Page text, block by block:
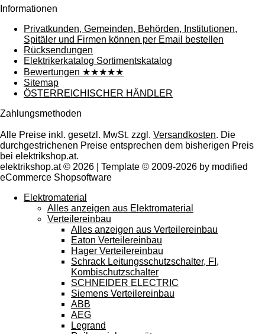
Informationen
Privatkunden, Gemeinden, Behörden, Institutionen,
Spitäler und Firmen können per Email bestellen
Rücksendungen
Elektrikerkatalog Sortimentskatalog
Bewertungen ★★★★★
Sitemap
ÖSTERREICHISCHER HÄNDLER
Zahlungsmethoden
Alle Preise inkl. gesetzl. MwSt. zzgl. Versandkosten. Die
durchgestrichenen Preise entsprechen dem bisherigen Preis
bei elektrikshop.at.
elektrikshop.at © 2026 | Template © 2009-2026 by modified
eCommerce Shopsoftware
Elektromaterial
Alles anzeigen aus Elektromaterial
Verteilereinbau
Alles anzeigen aus Verteilereinbau
Eaton Verteilereinbau
Hager Verteilereinbau
Schrack Leitungsschutzschalter, FI,
Kombischutzschalter
SCHNEIDER ELECTRIC
Siemens Verteilereinbau
ABB
AEG
Legrand